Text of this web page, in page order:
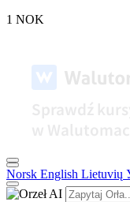
1 NOK
Norsk English Lietuvių